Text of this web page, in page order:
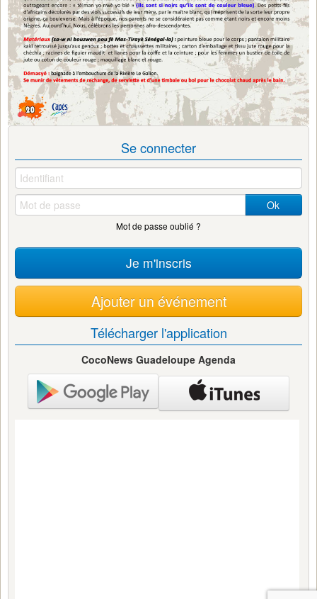
Se connecter
Ok
Mot de passe oublié ?
Je m'inscris
Ajouter un événement
Télécharger l'application
CocoNews Guadeloupe Agenda